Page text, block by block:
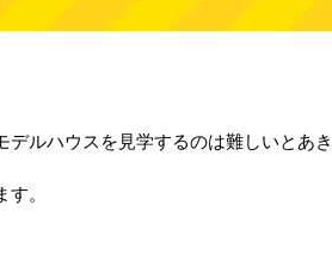
ルハウスを見学するのは難しいとあ
。